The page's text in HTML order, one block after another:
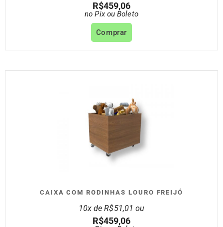
R$459,06
no Pix ou Boleto
Comprar
CAIXA COM RODINHAS LOURO FREIJÓ
10x deR$51,01 ou
R$459,06